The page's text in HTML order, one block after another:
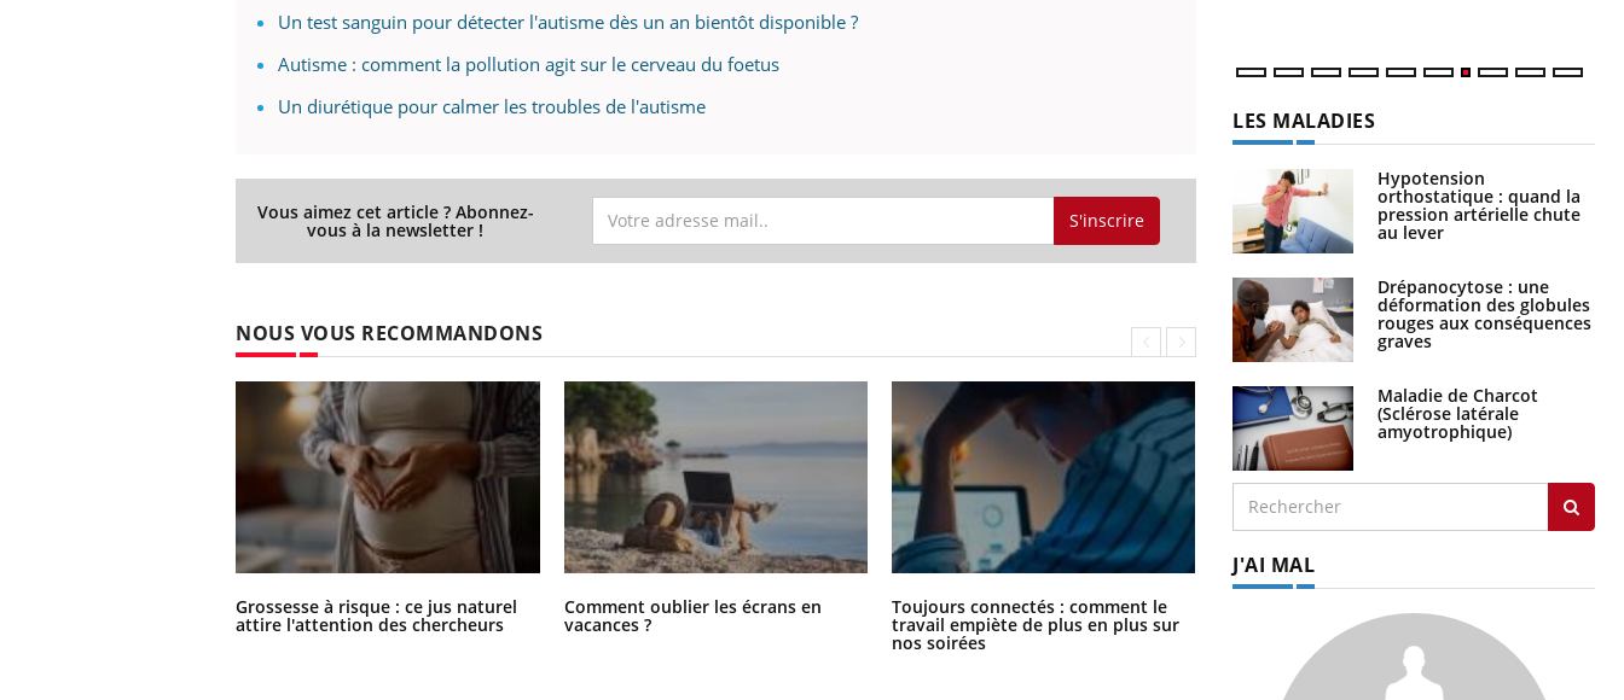
Un test sanguin pour détecter l'autisme dès un an bientôt disponible ?
Autisme : comment la pollution agit sur le cerveau du foetus
Un diurétique pour calmer les troubles de l'autisme
Vous aimez cet article ? Abonnez-
vous à la newsletter ! S'inscrire
NOUS VOUS RECOMMANDONS
Grossesse à risque : ce jus naturel
attire l'attention des chercheurs
Comment oublier les écrans en
vacances ?
Toujours connectés : comment le
travail empiète de plus en plus sur
nos soirées
simple aurait changé la donne au
Pays basque
LES MALADIES
Hypotension
orthostatique : quand la
pression artérielle chute
au lever
Drépanocytose : une
déformation des globules
rouges aux conséquences
graves
Maladie de Charcot
(Sclérose latérale
amyotrophique)
J'AI MAL